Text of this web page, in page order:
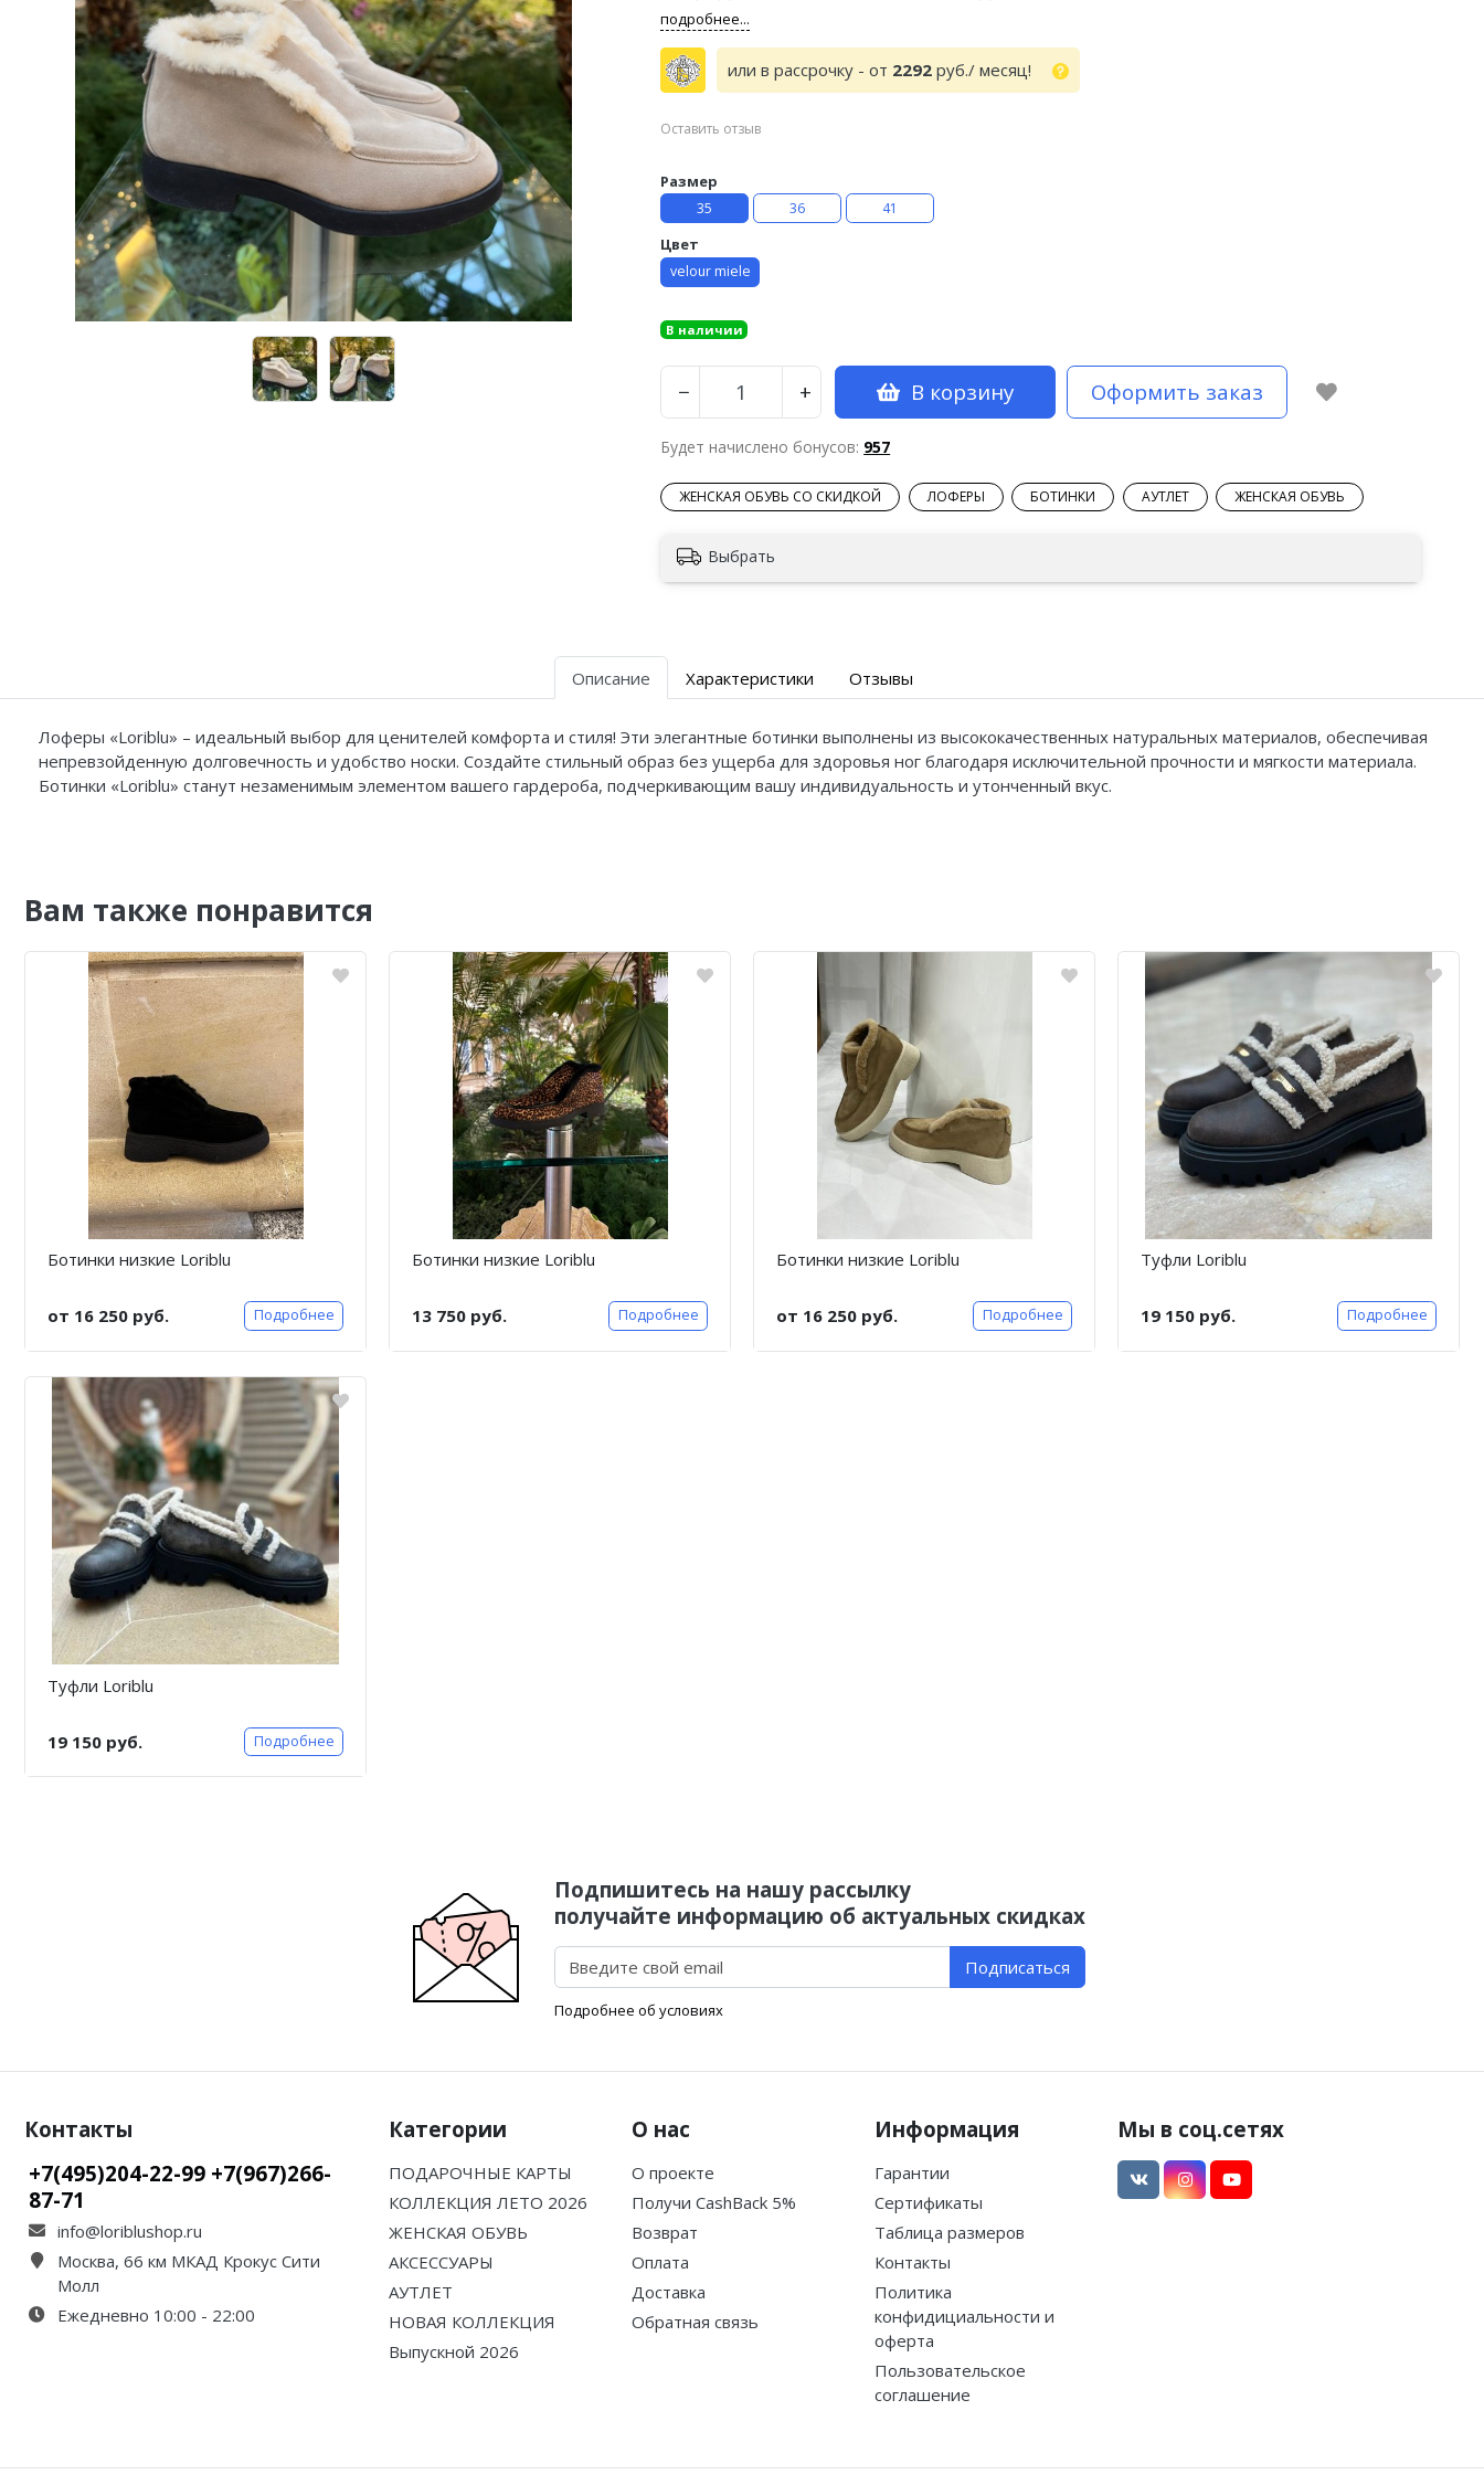
подробнее...
или в рассрочку - от 2292 руб./ месяц!
Оставить отзыв
Размер
35 36 41
Цвет
velour miele
В наличии
− + В корзину Оформить заказ
Будет начислено бонусов: 957
ЖЕНСКАЯ ОБУВЬ СО СКИДКОЙ ЛОФЕРЫ БОТИНКИ АУТЛЕТ ЖЕНСКАЯ ОБУВЬ
Выбрать
Описание Характеристики Отзывы
Лоферы «Loriblu» – идеальный выбор для ценителей комфорта и стиля! Эти элегантные ботинки выполнены из высококачественных натуральных материалов, обеспечивая
непревзойденную долговечность и удобство носки. Создайте стильный образ без ущерба для здоровья ног благодаря исключительной прочности и мягкости материала.
Ботинки «Loriblu» станут незаменимым элементом вашего гардероба, подчеркивающим вашу индивидуальность и утонченный вкус.
Вам также понравится
Ботинки низкие Loriblu
от 16 250 руб. Подробнее
Ботинки низкие Loriblu
13 750 руб. Подробнее
Ботинки низкие Loriblu
от 16 250 руб. Подробнее
Туфли Loriblu
19 150 руб. Подробнее
Туфли Loriblu
19 150 руб. Подробнее
Подпишитесь на нашу рассылку
получайте информацию об актуальных скидках
Подписаться
Подробнее об условиях
Контакты
+7(495)204-22-99 +7(967)266-
87-71
info@loriblushop.ru
Москва, 66 км МКАД Крокус Сити
Молл
Ежедневно 10:00 - 22:00
Категории
ПОДАРОЧНЫЕ КАРТЫ
КОЛЛЕКЦИЯ ЛЕТО 2026
ЖЕНСКАЯ ОБУВЬ
АКСЕССУАРЫ
АУТЛЕТ
НОВАЯ КОЛЛЕКЦИЯ
Выпускной 2026
О нас
О проекте
Получи CashBack 5%
Возврат
Оплата
Доставка
Обратная связь
Информация
Гарантии
Сертификаты
Таблица размеров
Контакты
Политика
конфидициальности и
оферта
Пользовательское
соглашение
Мы в соц.сетях
Полусапоги
Сапоги
Ботфорты
Женская обувь со скидкой
Казаки